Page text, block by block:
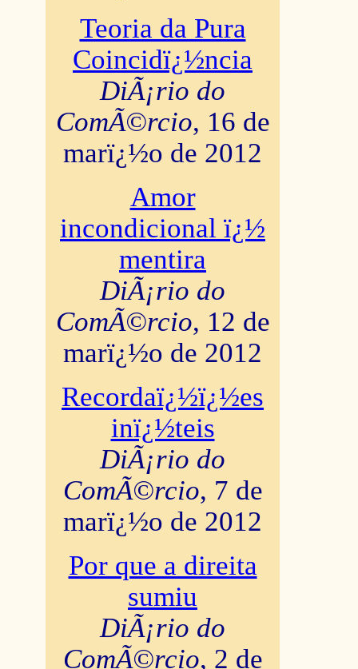
Teoria da Pura
Coincidï¿½ncia
DiÃ¡rio do
ComÃ©rcio, 16 de
marï¿½o de 2012
Amor
incondicional ï¿½
mentira
DiÃ¡rio do
ComÃ©rcio, 12 de
marï¿½o de 2012
Recordaï¿½ï¿½es
inï¿½teis
DiÃ¡rio do
ComÃ©rcio, 7 de
marï¿½o de 2012
Por que a direita
sumiu
DiÃ¡rio do
ComÃ©rcio, 2 de